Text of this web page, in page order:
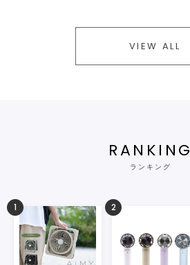
VIEW ALL
RANKING
ランキング
1 2